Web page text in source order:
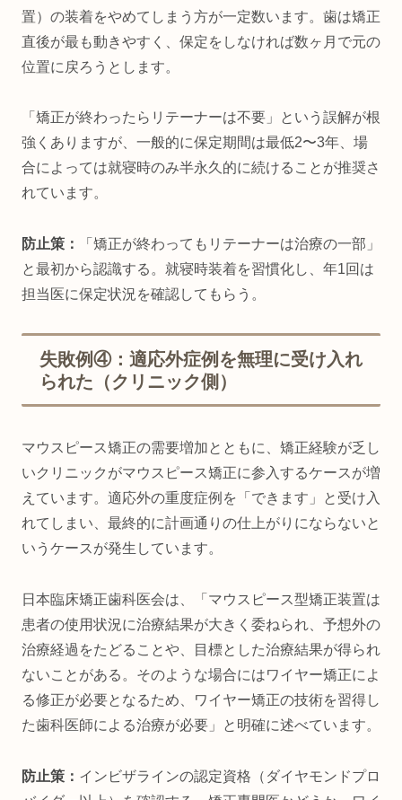
置）の装着をやめてしまう方が一定数います。歯は矯正
直後が最も動きやすく、保定をしなければ数ヶ月で元の
位置に戻ろうとします。
「矯正が終わったらリテーナーは不要」という誤解が根
強くありますが、一般的に保定期間は最低2〜3年、場
合によっては就寝時のみ半永久的に続けることが推奨さ
れています。
防止策：
「矯正が終わってもリテーナーは治療の一部」
と最初から認識する。就寝時装着を習慣化し、年1回は
担当医に保定状況を確認してもらう。
失敗例④：適応外症例を無理に受け入れ
られた（クリニック側）
マウスピース矯正の需要増加とともに、矯正経験が乏し
いクリニックがマウスピース矯正に参入するケースが増
えています。適応外の重度症例を「できます」と受け入
れてしまい、最終的に計画通りの仕上がりにならないと
いうケースが発生しています。
日本臨床矯正歯科医会は、「マウスピース型矯正装置は
患者の使用状況に治療結果が大きく委ねられ、予想外の
治療経過をたどることや、目標とした治療結果が得られ
ないことがある。そのような場合にはワイヤー矯正によ
る修正が必要となるため、ワイヤー矯正の技術を習得し
た歯科医師による治療が必要」と明確に述べています。
防止策： インビザラインの認定資格（ダイヤモンドプロ